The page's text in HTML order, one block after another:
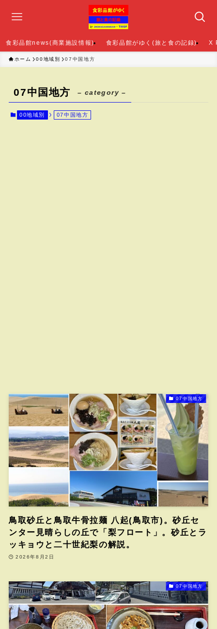
食彩品館news(商業施設情報) 食彩品館がゆく(旅と食の記録) X
ホーム 00地域別 07中国地方
07中国地方 – category –
00地域別 07中国地方
07中国地方
鳥取砂丘と鳥取牛骨拉麺 八起(鳥取市)。砂丘セ
ンター見晴らしの丘で「梨フロート」。砂丘とラ
ッキョウと二十世紀梨の解説。
2026年8月2日
07中国地方